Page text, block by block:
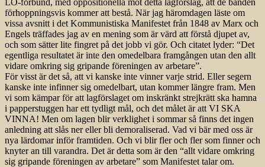
förhoppningsvis kommer att bestå. När jag häromdagen läste om
vissa avsnitt i det Kommunistiska Manifestet från 1848 av Marx och
Engels träffades jag av en mening som är värd att förstå djupet av,
och som sätter lite fingret på det jobb vi gör. Och citatet lyder: “Det
egentliga resultatet är inte den omedelbara framgången utan den allt
vidare omkring sig gripande föreningen av arbetare”.
För visst är det så, att vi kanske inte vinner varje strid. Eller segern
kanske inte infinner sig omedelbart, utan kommer längre fram. Men
vi som kämpar för att lagförslaget om inskränkt strejkrätt ska hamna
i papperstuggen har ett tydligt mål, och det målet är att VI SKA
VINNA! Men om lagen blir verklighet i sommar så finns det ingen
anledning att slås ner eller bli demoraliserad. Vad vi bär med oss är
nya lärdomar inför framtiden. Och vi blir fler och fler som finner och
knyter an till varandra. Det är detta som är den “allt vidare omkring
sig gripande föreningen av arbetare” som Manifestet talar om.